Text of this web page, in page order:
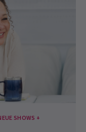
SHOWS +